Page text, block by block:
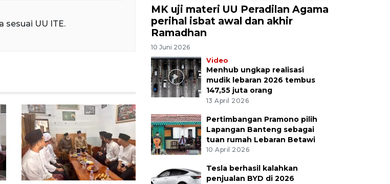
UU ITE.
MK uji materi UU Peradilan Agama
perihal isbat awal dan akhir
Ramadhan
10 Juni 2026
Video
Menhub ungkap realisasi
mudik lebaran 2026 tembus
147,55 juta orang
13 April 2026
Pertimbangan Pramono pilih
Lapangan Banteng sebagai
tuan rumah Lebaran Betawi
10 April 2026
Tesla berhasil kalahkan
penjualan BYD di 2026